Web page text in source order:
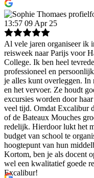
13:57 09 Apr 25
Al vele jaren organiseer ik
reisweek naar Parijs voor
College. Ik ben heel
professioneel en
je alles kunt overleggen.
en het vervoer. Ze houdt
excursies worden door
veel tijd. Omdat Excalibur
of de Bateaux Mouches
redelijk. Hierdoor lukt het
budget van school te
hoogtepunt van hun
Kortom, ben je als docent
wel een kwalitatief goede
Excalibur!